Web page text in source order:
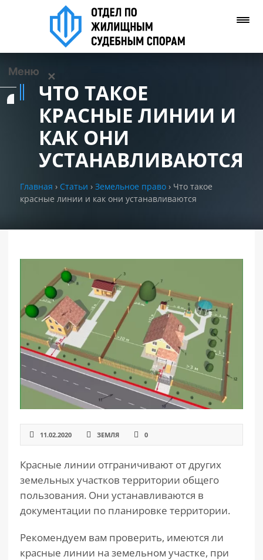
Меню ✕
Задать вопрос
РАЗДЕЛЫ
САЙТА
ЧТО ТАКОЕ
КРАСНЫЕ ЛИНИИ И
КАК ОНИ
УСТАНАВЛИВАЮТСЯ
Главная › Статьи › Земельное право › Что такое
красные линии и как они устанавливаются
11.02.2020 ЗЕМЛЯ 0
Красные линии отграничивают от других
земельных участков территории общего
пользования. Они устанавливаются в
документации по планировке территории.
Рекомендуем вам проверить, имеются ли
красные линии на земельном участке, при